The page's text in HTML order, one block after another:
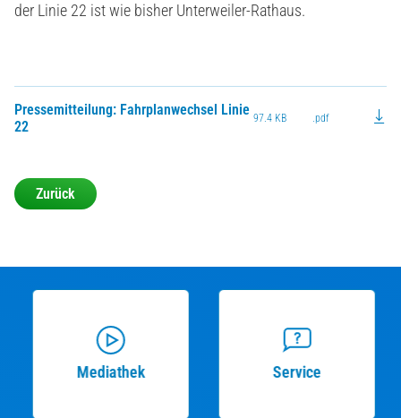
der Linie 22 ist wie bisher Unterweiler-Rathaus.
Pressemitteilung: Fahrplanwechsel Linie
22
97.4 KB .pdf
Zurück
Mediathek Service